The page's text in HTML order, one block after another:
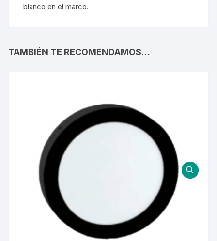
blanco en el marco.
TAMBIÉN TE RECOMENDAMOS…